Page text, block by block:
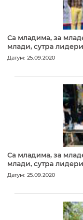
Са младима, за
млади, сутра
Датум: 25.09.2020
Са младима, за
млади, сутра
Датум: 25.09.2020